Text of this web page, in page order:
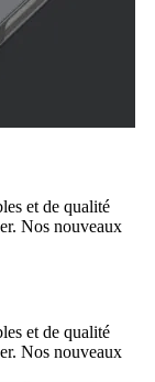
et de qualité
Nos nouveaux
et de qualité
Nos nouveaux